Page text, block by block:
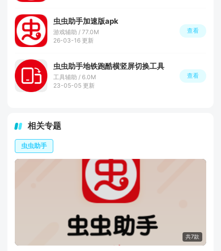
虫虫助手加速版apk
游戏辅助 / 77.0M
26-03-16 更新
查看
虫虫助手地铁跑酷横竖屏切换工具
工具辅助 / 6.0M
23-05-05 更新
查看
相关专题
虫虫助手
共7款